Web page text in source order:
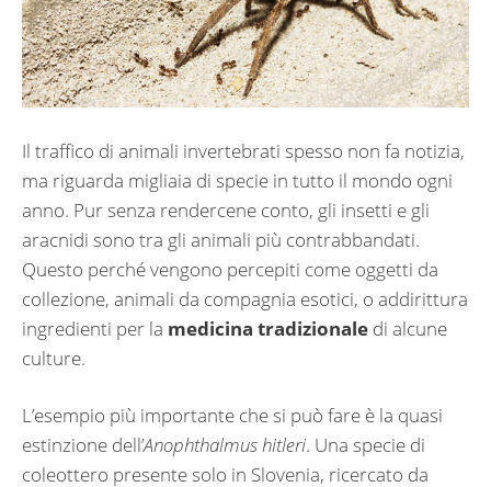
Il traffico di animali invertebrati spesso non fa notizia,
ma riguarda migliaia di specie in tutto il mondo ogni
anno. Pur senza rendercene conto, gli insetti e gli
aracnidi sono tra gli animali più contrabbandati.
Questo perché vengono percepiti come oggetti da
collezione, animali da compagnia esotici, o addirittura
ingredienti per la medicina tradizionale di alcune
culture.
L’esempio più importante che si può fare è la quasi
estinzione dell’Anophthalmus hitleri. Una specie di
coleottero presente solo in Slovenia, ricercato da